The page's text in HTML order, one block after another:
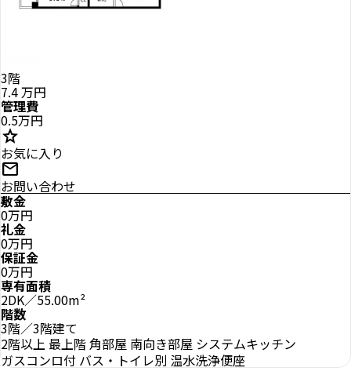
3階
7.4万円
管理費
0.5万円
star
お気に入り
mail
お問い合わせ
敷金
0万円
礼金
0万円
保証金
0万円
専有面積
2DK／55.00m²
階数
3階／3階建て
2階以上 最上階角部屋 南向き部屋 システムキッチン
ガスコンロ付 バス・トイレ別 温水洗浄便座